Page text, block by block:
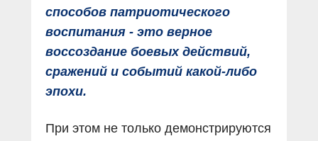
способов патриотического
воспитания - это верное
воссоздание боевых действий,
сражений и событий какой-либо
эпохи.
При этом не только демонстрируются